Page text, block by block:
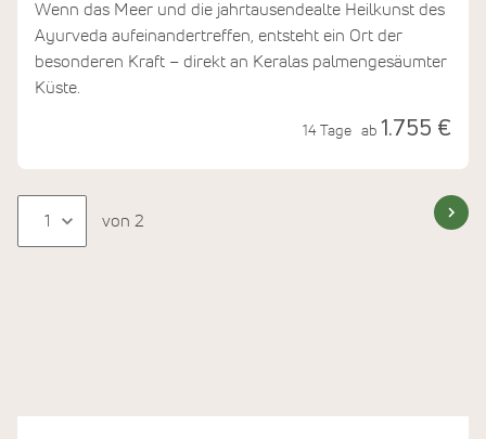
Wenn das Meer und die jahrtausendealte Heilkunst des
Ayurveda aufeinandertreffen, entsteht ein Ort der
besonderen Kraft – direkt an Keralas palmengesäumter
Küste.
14 Tage ab 1.755 €
von 2